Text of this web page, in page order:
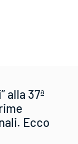
alla 37ª
Ecco